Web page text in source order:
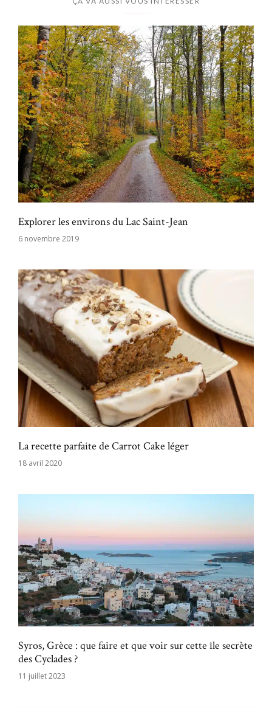
Explorer les environs du Lac Saint-Jean
6 novembre 2019
La recette parfaite de Carrot Cake léger
18 avril 2020
Syros, Grèce : que faire et que voir sur cette île secrète
des Cyclades ?
11 juillet 2023